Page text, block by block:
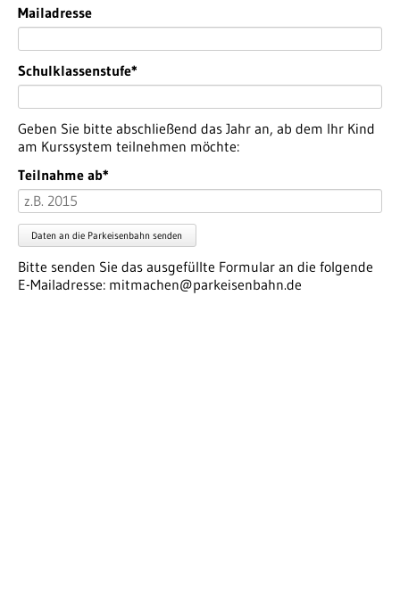
Mailadresse
Pflichtfeld
Schulklassenstufe*
Geben Sie bitte abschließend das Jahr an, ab dem Ihr Kind
am Kurssystem teilnehmen möchte:
Pflichtfeld
Teilnahme ab*
Daten an die Parkeisenbahn senden
Bitte senden Sie das ausgefüllte Formular an die folgende
E-Mailadresse: mitmachen@parkeisenbahn.de